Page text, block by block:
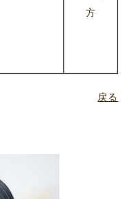
方
戻る